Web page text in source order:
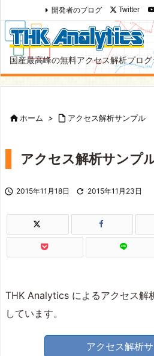
国産最高峰の無料アクセス解析プログ
開発者のブログ Twitter
ホーム >  アクセス解析サンプル
アクセス解析サンプ
 2015年11月18日  2015年11月23日
THK Analytics によるアクセス解
しています。
アクセス解析